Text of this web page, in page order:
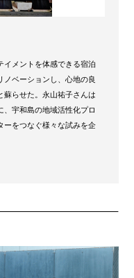
イメントを体感できる宿泊
ベーションし、心地の良
蘇らせた。永山祐子さんは
宇和島の地域活性化プロ
ーをつなぐ様々な試みを企